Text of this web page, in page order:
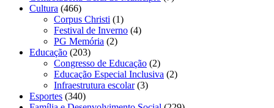
Cultura (466)
Corpus Christi (1)
Festival de Inverno (4)
PG Memória (2)
Educação (203)
Congresso de Educação (2)
Educação Especial Inclusiva (2)
Infraestrutura escolar(3)
Esportes (340)